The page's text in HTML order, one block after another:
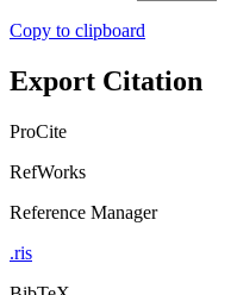
Copy to clipboard
Export Citation
ProCite
RefWorks
Reference Manager
.ris